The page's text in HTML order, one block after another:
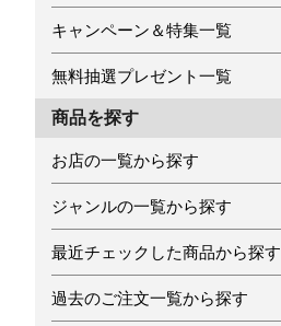
キャンペーン＆特集一覧
無料抽選プレゼント一覧
商品を探す
お店の一覧から探す
ジャンルの一覧から探す
最近チェックした商品から探す
過去のご注文一覧から探す